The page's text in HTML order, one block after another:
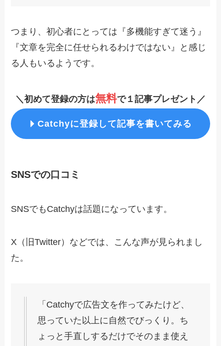
つまり、初心者にとっては『多機能すぎて迷う』
『文章を完全に任せられるわけではない』と感じ
る人もいるようです。
＼初めて登録の方は無料で１記事プレゼント／
Catchyに登録して記事を書いてみる
SNSでの口コミ
SNSでもCatchyは話題になっています。
X（旧Twitter）などでは、こんな声が見られまし
た。
「Catchyで広告文を作ってみたけど、
思っていた以上に自然でびっくり。ち
ょっと手直しするだけでそのまま使え